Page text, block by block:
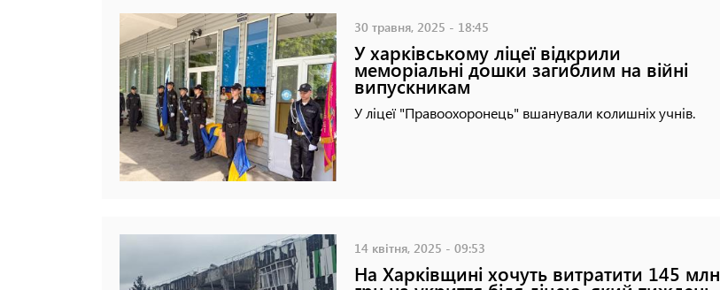
30 травня, 2025 - 18:45
У харківському ліцеї відкрили
меморіальні дошки загиблим на війні
випускникам
У ліцеї "Правоохоронець" вшанували колишніх учнів.
14 квітня, 2025 - 09:53
На Харківщині хочуть витратити 145 млн